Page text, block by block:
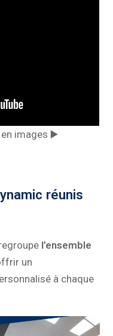
en images ▶️
réunis
l’ensemble
un
à chaque